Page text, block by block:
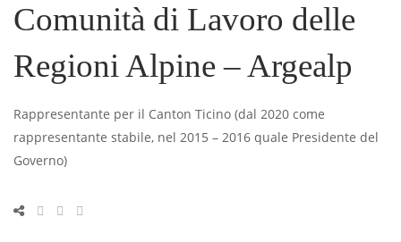
Comunità di Lavoro delle
Regioni Alpine – Argealp
Rappresentante per il Canton Ticino (dal 2020 come
rappresentante stabile, nel 2015 – 2016 quale Presidente del
Governo)